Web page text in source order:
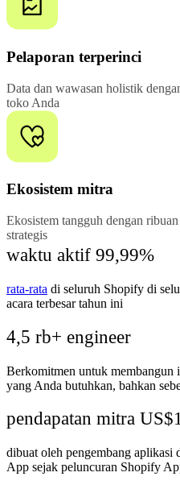
Pelaporan terperinci
Data dan wawasan holistik
toko Anda
Ekosistem mitra
Ekosistem tangguh dengan
strategis
waktu aktif 99,99%
rata-rata di seluruh Shopify di
acara terbesar tahun ini
4,5 rb+ engineer
Berkomitmen untuk membangun
yang Anda butuhkan, bahkan
pendapatan mitra
dibuat oleh pengembang
App sejak peluncuran Shopify